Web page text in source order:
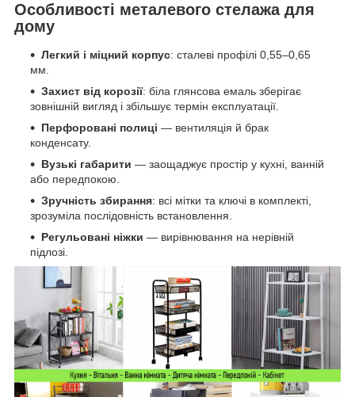
Особливості металевого стелажа для
дому
Легкий і міцний корпус: сталеві профілі 0,55–0,65
мм.
Захист від корозії: біла глянсова емаль зберігає
зовнішній вигляд і збільшує термін експлуатації.
Перфоровані полиці — вентиляція й брак
конденсату.
Вузькі габарити — заощаджує простір у кухні, ванній
або передпокою.
Зручність збирання: всі мітки та ключі в комплекті,
зрозуміла послідовність встановлення.
Регульовані ніжки — вирівнювання на нерівній
підлозі.